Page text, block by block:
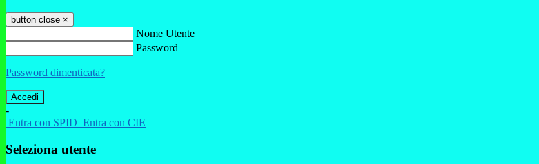
button close ×
Nome Utente
Password
Password dimenticata?
-
Entra con SPID Entra con CIE
Seleziona utente